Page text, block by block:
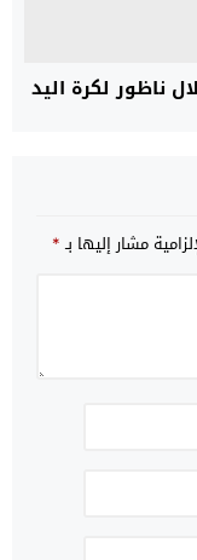
ناظور لكرة اليد
مشار إليها بـ*